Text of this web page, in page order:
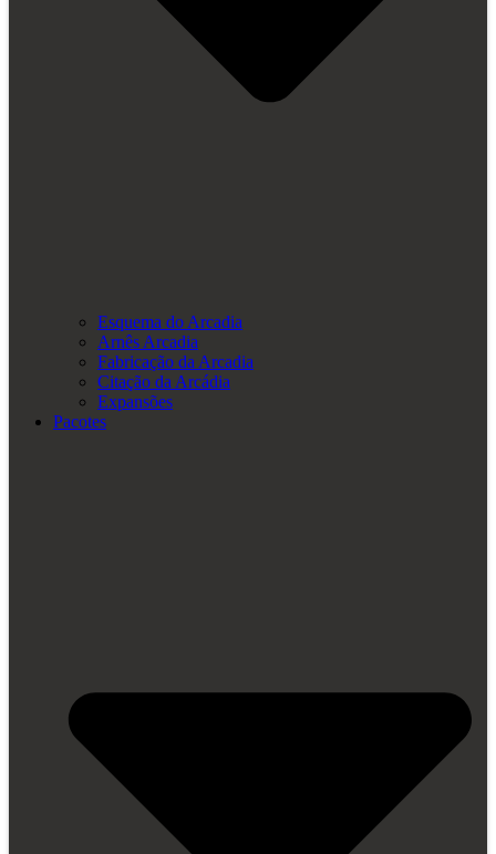
Esquema do Arcadia
Arnês Arcadia
Fabricação da Arcadia
Citação da Arcádia
Expansões
Pacotes